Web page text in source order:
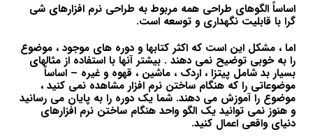
اساساً الگوهای طراحی همه مربوط به طراحی نرم افزارهای شی
گرا با قابلیت نگهداری و توسعه است.
اما ، مشکل این است که اکثر کتابها و دوره های موجود ، موضوع
را به خوبی توضیح نمی دهند . بیشتر آنها با استفاده از مثالهای
بسیار بد شامل پیتزا ، اردک ، ماشین ، قهوه و غیره – اساساً
موضوعاتی را که هنگام ساختن نرم افزار مشاهده نمی کنید ،
موضوع را آموزش می دهند. شما یک دوره را به پایان می رسانید
و هنوز نمی توانید یک الگو واحد هنگام ساختن نرم افزارهای
دنیای واقعی اعمال کنید.